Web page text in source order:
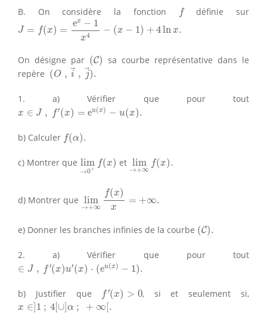
B. On considère la fonction f
fdéfinie sur
J = f(x) =
ex − 1
x4 − (x − 1) + 4lnx.
J= )=e −1x4−(x− +4 x.
On désigne par (C)
(C) sa courbe représentative dans le
repère (O , i , j).
(O,i →,j→).
1. a) Vérifier que pour tout
x ∈ J , f′(x) = eu(x) − u(x).
x∈ f x)=e u −u(x).
b) Calculer f(α).
f(α) .
c) Montrer que lim
→0+
f(x)
lim →0+ (x
et lim
→+∞
f(x).
lim→ +∞f
d) Montrer que lim
→+∞
f(x)
x
= +∞.
+∞f(
e) Donner les branches infinies de la courbe (C).
(C)
2. a) Vérifier que pour tout
∈ J , f′(x)u′(x) ⋅ (eu(x) − 1).
∈ , x)u′(x ⋅( u(x)−1).
b) Justifier que f′(x) > 0
f′(x > 0 , si et seulement si,
x ∈]1 ; 4[∪]α ; + ∞ [.
x∈]1 ; 4[ ∪ ]α ; ∞ [.